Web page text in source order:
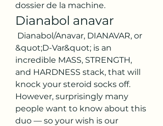
dossier de la machine.
Dianabol anavar
&quot;D-Var&quot; is an
incredible MASS, STRENGTH,
and HARDNESS stack, that will
knock your steroid socks off.
However, surprisingly many
people want to know about this
duo — so your wish is our